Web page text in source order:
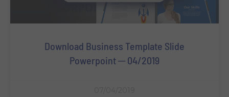
Download Business Template Slide
Powerpoint ─ 04/2019